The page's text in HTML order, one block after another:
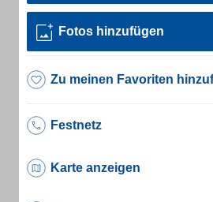
Fotos hinzufügen
Zu meinen Favoriten
Festnetz
Karte anzeigen